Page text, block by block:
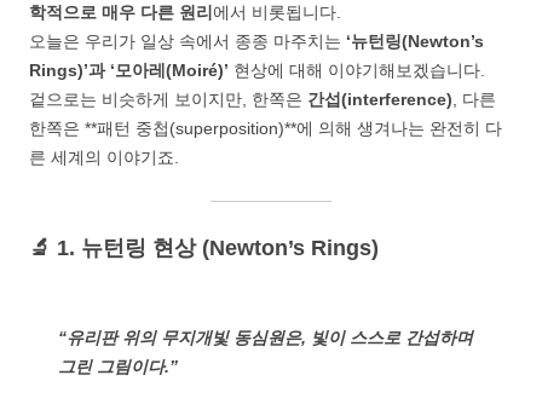
학적으로 매우 다른 원리 에서 비롯됩니다.
오늘은 우리가 일상 속에서 종종 마주치는 ‘뉴턴링(Newton’s
Rings)’과 ‘모아레(Moiré)’ 현상에 대해 이야기해보겠습니다.
겉으로는 비슷하게 보이지만, 한쪽은 간섭(interference) , 다른
한쪽은 **패턴 중첩(superposition)**에 의해 생겨나는 완전히 다
른 세계의 이야기죠.
🔬 1. 뉴턴링 현상 (Newton’s Rings)
“유리판 위의 무지개빛 동심원은, 빛이 스스로 간섭하며
그린 그림이다.”